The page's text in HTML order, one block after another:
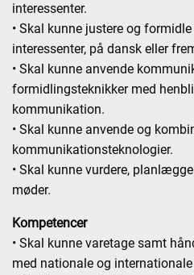
interessenter.
• Skal kunne justere og
interessenter, på dansk eller
• Skal kunne anvende
formidlingsteknikker med
kommunikation.
• Skal kunne anvende og
kommunikationsteknologier.
• Skal kunne vurdere,
møder.
Kompetencer
• Skal kunne varetage samt
med nationale og internationale